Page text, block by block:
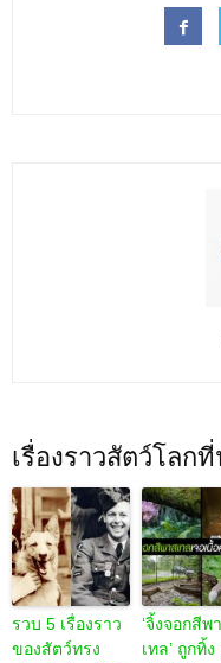
เรื่องราวสัตว์โลก
รวบ 5 เรื่องราว
ของสัตว์ทรง
‘จิ้งจอกสีพ
เทล’ ถูกทิ้